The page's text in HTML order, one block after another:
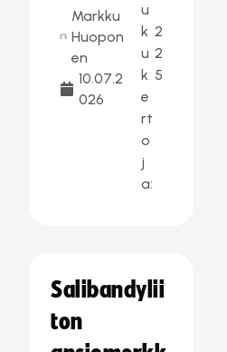
Markku
Huopon
en
10.07.2
026
u
k
u
k
e
rt
o
j
a:
2
2
5
Salibandylii
ton